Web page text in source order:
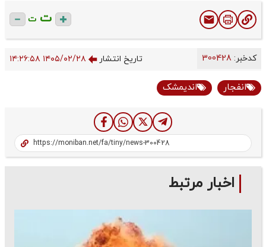
ت ت
کدخبر: تاریخ انتشار ۱۴۰۵/۰۲/۲۸ ۱۴:۲۶:۵۸
انفجار اندیمشک
اخبار مرتبط